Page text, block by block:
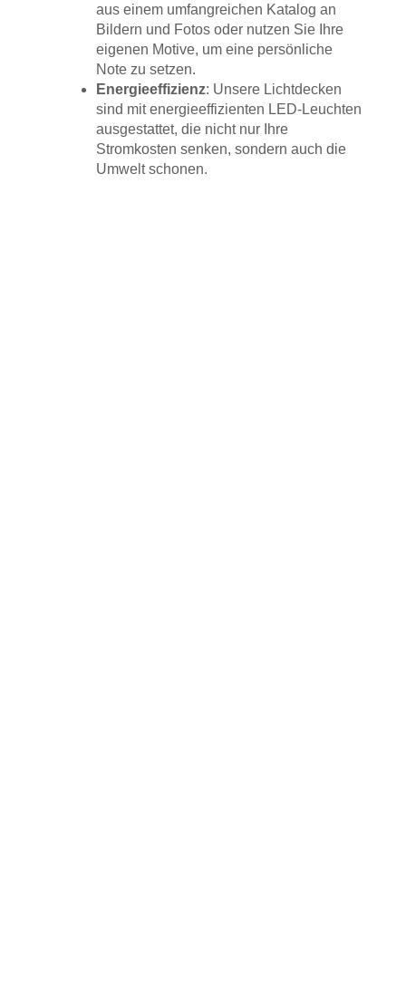
aus einem umfangreichen Katalog an
Bildern und Fotos oder nutzen Sie Ihre
eigenen Motive, um eine persönliche
Note zu setzen.
Energieeffizienz: Unsere Lichtdecken
sind mit energieeffizienten LED-Leuchten
ausgestattet, die nicht nur Ihre
Stromkosten senken, sondern auch die
Umwelt schonen.